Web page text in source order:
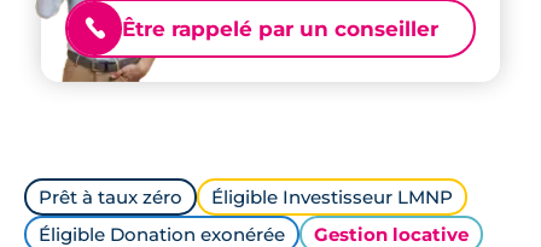
📞 Être rappelé par un conseiller
Prêt à taux zéro
Éligible Investisseur LMNP
Éligible Donation exonérée
Gestion locative